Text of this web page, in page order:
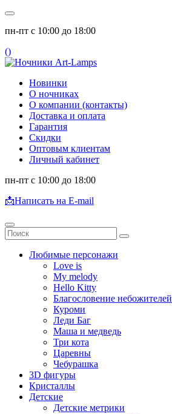
пн-пт с 10:00 до 18:00
()
Новинки
О ночниках
О компании (контакты)
Доставка и оплата
Гарантия
Скидки
Оптовым клиентам
Личный кабинет
пн-пт с 10:00 до 18:00
📩Написать на E-mail
Любимые персонажи
Love is
My melody
Hello Kitty
Благословение небожителей
Куроми
Леди Баг
Маша и медведь
Три кота
Царевны
Чебурашка
3D фигуры
Кристаллы
Детские
Детские метрики